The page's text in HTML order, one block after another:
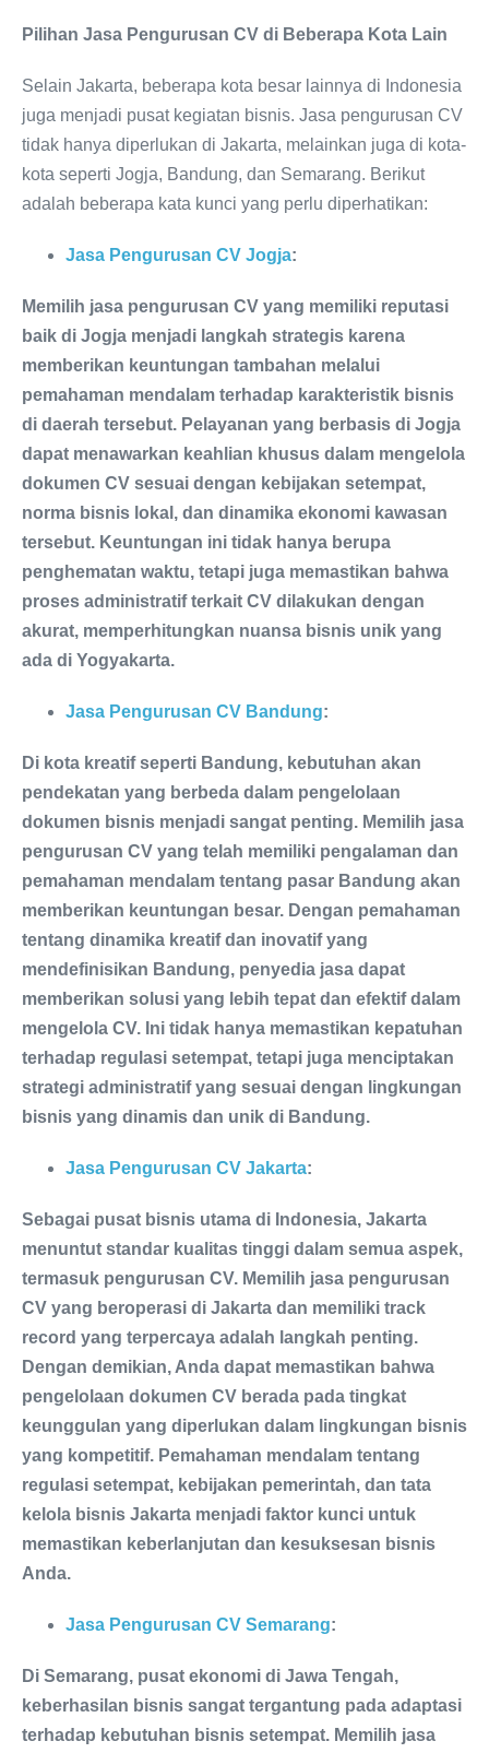
Pilihan Jasa Pengurusan CV di Beberapa Kota Lain
Selain Jakarta, beberapa kota besar lainnya di Indonesia
juga menjadi pusat kegiatan bisnis. Jasa pengurusan CV
tidak hanya diperlukan di Jakarta, melainkan juga di kota-
kota seperti Jogja, Bandung, dan Semarang. Berikut
adalah beberapa kata kunci yang perlu diperhatikan:
Jasa Pengurusan CV Jogja:
Memilih jasa pengurusan CV yang memiliki reputasi
baik di Jogja menjadi langkah strategis karena
memberikan keuntungan tambahan melalui
pemahaman mendalam terhadap karakteristik bisnis
di daerah tersebut. Pelayanan yang berbasis di Jogja
dapat menawarkan keahlian khusus dalam mengelola
dokumen CV sesuai dengan kebijakan setempat,
norma bisnis lokal, dan dinamika ekonomi kawasan
tersebut. Keuntungan ini tidak hanya berupa
penghematan waktu, tetapi juga memastikan bahwa
proses administratif terkait CV dilakukan dengan
akurat, memperhitungkan nuansa bisnis unik yang
ada di Yogyakarta.
Jasa Pengurusan CV Bandung:
Di kota kreatif seperti Bandung, kebutuhan akan
pendekatan yang berbeda dalam pengelolaan
dokumen bisnis menjadi sangat penting. Memilih jasa
pengurusan CV yang telah memiliki pengalaman dan
pemahaman mendalam tentang pasar Bandung akan
memberikan keuntungan besar. Dengan pemahaman
tentang dinamika kreatif dan inovatif yang
mendefinisikan Bandung, penyedia jasa dapat
memberikan solusi yang lebih tepat dan efektif dalam
mengelola CV. Ini tidak hanya memastikan kepatuhan
terhadap regulasi setempat, tetapi juga menciptakan
strategi administratif yang sesuai dengan lingkungan
bisnis yang dinamis dan unik di Bandung.
Jasa Pengurusan CV Jakarta:
Sebagai pusat bisnis utama di Indonesia, Jakarta
menuntut standar kualitas tinggi dalam semua aspek,
termasuk pengurusan CV. Memilih jasa pengurusan
CV yang beroperasi di Jakarta dan memiliki track
record yang terpercaya adalah langkah penting.
Dengan demikian, Anda dapat memastikan bahwa
pengelolaan dokumen CV berada pada tingkat
keunggulan yang diperlukan dalam lingkungan bisnis
yang kompetitif. Pemahaman mendalam tentang
regulasi setempat, kebijakan pemerintah, dan tata
kelola bisnis Jakarta menjadi faktor kunci untuk
memastikan keberlanjutan dan kesuksesan bisnis
Anda.
Jasa Pengurusan CV Semarang:
Di Semarang, pusat ekonomi di Jawa Tengah,
keberhasilan bisnis sangat tergantung pada adaptasi
terhadap kebutuhan bisnis setempat. Memilih jasa